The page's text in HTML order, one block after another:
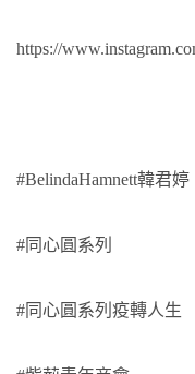
https://
#BelindaHamnett韓君婷
#同心圓系列
#同心圓系列疫轉人生